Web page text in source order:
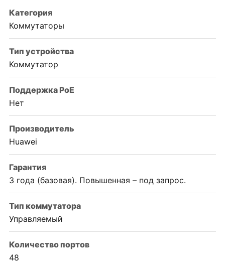
Категория
Коммутаторы
Тип устройства
Коммутатор
Поддержка PoE
Нет
Производитель
Huawei
Гарантия
3 года (базовая). Повышенная – под запрос.
Тип коммутатора
Управляемый
Количество портов
48